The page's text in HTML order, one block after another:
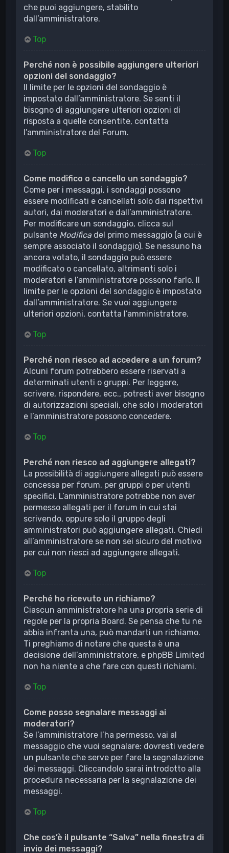
che puoi aggiungere, stabilito
dall’amministratore.
Top
Perché non è possibile aggiungere ulteriori
opzioni del sondaggio?
Il limite per le opzioni del sondaggio è
impostato dall’amministratore. Se senti il
bisogno di aggiungere ulteriori opzioni di
risposta a quelle consentite, contatta
l’amministratore del Forum.
Top
Come modifico o cancello un sondaggio?
Come per i messaggi, i sondaggi possono
essere modificati e cancellati solo dai rispettivi
autori, dai moderatori e dall’amministratore.
Per modificare un sondaggio, clicca sul
pulsante Modificadel primo messaggio (a cui è
sempre associato il sondaggio). Se nessuno ha
ancora votato, il sondaggio può essere
modificato o cancellato, altrimenti solo i
moderatori e l’amministratore possono farlo. Il
limite per le opzioni del sondaggio è impostato
dall’amministratore. Se vuoi aggiungere
ulteriori opzioni, contatta l’amministratore.
Top
Perché non riesco ad accedere a un forum?
Alcuni forum potrebbero essere riservati a
determinati utenti o gruppi. Per leggere,
scrivere, rispondere, ecc., potresti aver bisogno
di autorizzazioni speciali, che solo i moderatori
e l’amministratore possono concedere.
Top
Perché non riesco ad aggiungere allegati?
La possibilità di aggiungere allegati può essere
concessa per forum, per gruppi o per utenti
specifici. L’amministratore potrebbe non aver
permesso allegati per il forum in cui stai
scrivendo, oppure solo il gruppo degli
amministratori può aggiungere allegati. Chiedi
all’amministratore se non sei sicuro del motivo
per cui non riesci ad aggiungere allegati.
Top
Perché ho ricevuto un richiamo?
Ciascun amministratore ha una propria serie di
regole per la propria Board. Se pensa che tu ne
abbia infranta una, può mandarti un richiamo.
Ti preghiamo di notare che questa è una
decisione dell’amministratore, e phpBB Limited
non ha niente a che fare con questi richiami.
Top
Come posso segnalare messaggi ai
moderatori?
Se l’amministratore l’ha permesso, vai al
messaggio che vuoi segnalare: dovresti vedere
un pulsante che serve per fare la segnalazione
dei messaggi. Cliccandolo sarai introdotto alla
procedura necessaria per la segnalazione dei
messaggi.
Top
Che cos’è il pulsante “Salva” nella finestra di
invio dei messaggi?